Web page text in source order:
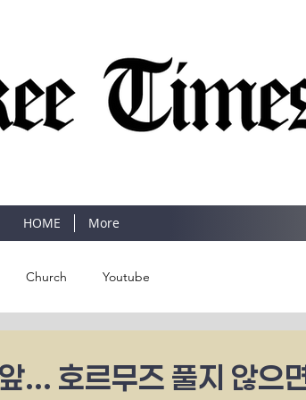
HOME More
Church Youtube
... 호르무즈 풀지 않으